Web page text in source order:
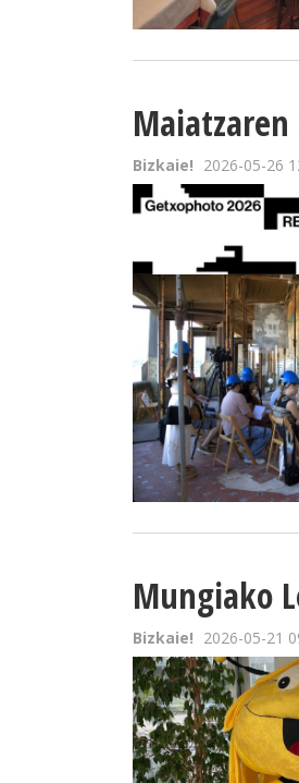
Bizkaie! 2026-05-26
Mungiako
Bizkaie! 2026-05-21